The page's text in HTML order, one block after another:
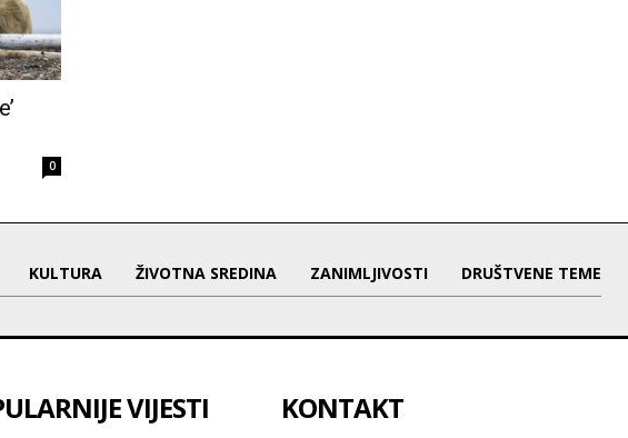
0
KULTURA ŽIVOTNA SREDINA ZANIMLJIVOSTI DRUŠTVENE TEME
VIJESTI KONTAKT